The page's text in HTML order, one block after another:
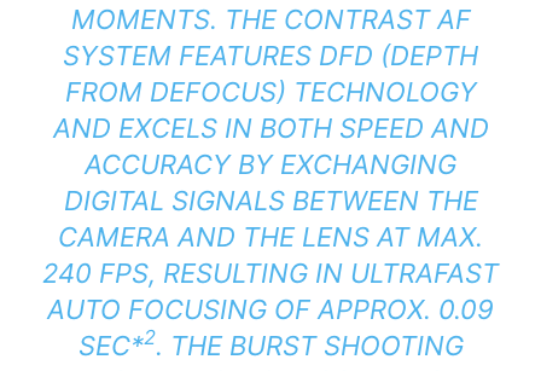
MOMENTS. THE CONTRAST AF
SYSTEM FEATURES DFD (DEPTH
FROM DEFOCUS) TECHNOLOGY
AND EXCELS IN BOTH SPEED AND
ACCURACY BY EXCHANGING
DIGITAL SIGNALS BETWEEN THE
CAMERA AND THE LENS AT MAX.
240 FPS, RESULTING IN ULTRAFAST
AUTO FOCUSING OF APPROX. 0.09
SEC*2. THE BURST SHOOTING